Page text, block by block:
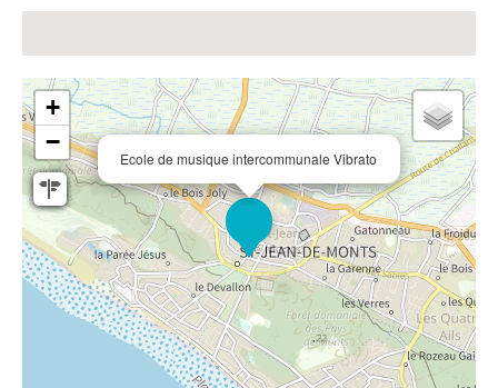
Ecole de musique intercommunale Vibrato
+
−